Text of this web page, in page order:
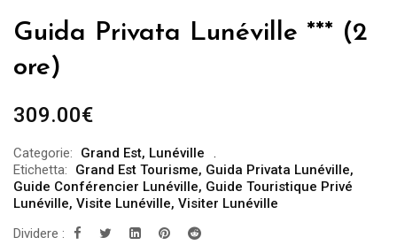
Guida Privata Lunéville *** (2
ore)
309.00€
Categorie: Grand Est, Lunéville
Etichetta:
Grand Est Tourisme, Guida Privata Lunéville,
Guide Conférencier Lunéville, Guide Touristique Privé
Lunéville, Visite Lunéville, Visiter Lunéville
Dividere :